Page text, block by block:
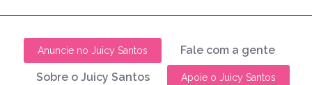
Anuncie no Juicy Santos Fale com a gente
Sobre o Juicy Santos Apoie o Juicy Santos